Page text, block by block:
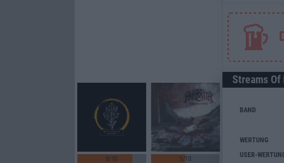
Streams
BAND
WERTUNG
USER-
8/10
5/10